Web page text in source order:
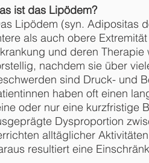
ist das Lipödem?
Lipödem (syn. Adipositas
als auch obere
und deren
nachdem sie über
sind Druck- und
haben oft einen
oder nur eine kurzfristige
Dysproportion
alltäglicher
resultiert eine